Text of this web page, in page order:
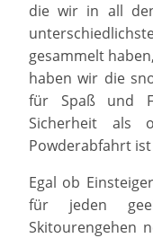
die wir in all
gesammelt
haben wir die
für Spaß und
Sicherheit als
Powderabfahrt
Egal ob
für jeden
Skitourengehen